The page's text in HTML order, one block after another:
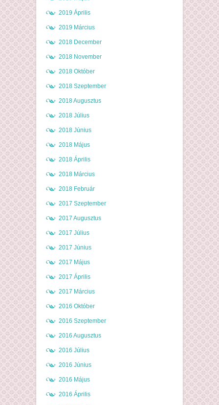
2019 Április
2019 Március
2018 December
2018 November
2018 Október
2018 Szeptember
2018 Augusztus
2018 Július
2018 Június
2018 Május
2018 Április
2018 Március
2018 Február
2017 Szeptember
2017 Augusztus
2017 Július
2017 Június
2017 Május
2017 Április
2017 Március
2016 Október
2016 Szeptember
2016 Augusztus
2016 Július
2016 Június
2016 Május
2016 Április